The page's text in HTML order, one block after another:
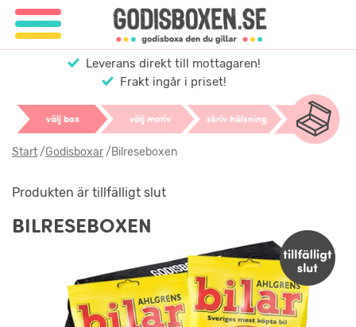
Leverans direkt till mottagaren!
Frakt ingår i priset!
välj box välj motiv skriv hälsning
Start/Godisboxar/Bilreseboxen
BILRESEBOXEN
Produkten är tillfälligt slut